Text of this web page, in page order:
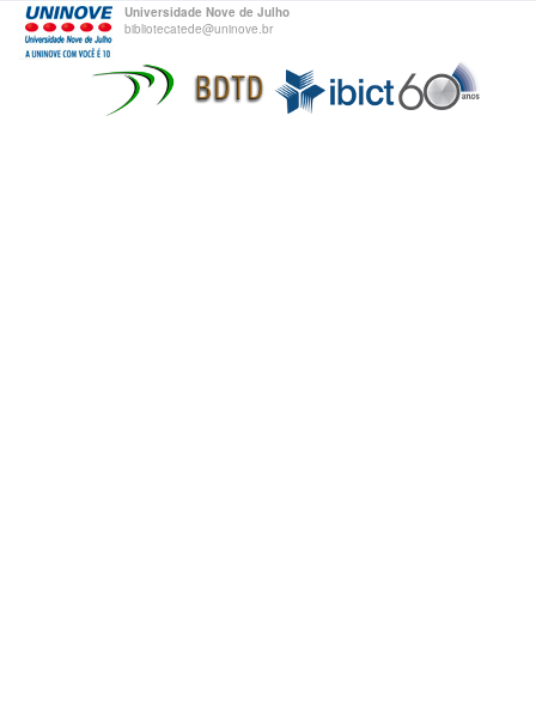
Universidade Nove de Julho
bibliotecatede@uninove.br